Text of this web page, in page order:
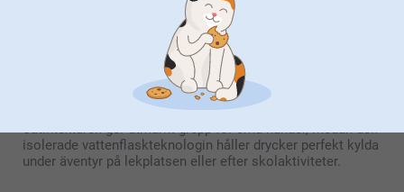
Satin Touch-flaskor, Perfekta för Barn
Våra personliga vattenflaskor med lyxig satinfinish är
utmärkta presenter för barn och kombinerar hållbarhet med
underbar personalisering. Barn älskar att se sina namn
vackert visade på dessa flaskor av högkvalitativt rostfritt
stål, vilket gör det roligt att dricka och förhindrar att
flaskorna blandas ihop i skolan eller i idrottsklubbar.
Satintexturen ger utmärkt grepp för små händer, medan den
isolerade vattenflaskteknologin håller drycker perfekt kylda
under äventyr på lekplatsen eller efter skolaktiviteter.